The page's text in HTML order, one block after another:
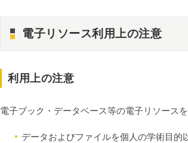
電子リソース利用上の注意
利用上の注意
電子ブック・データベース等の電子リソース
データおよびファイルを個人の学術目的